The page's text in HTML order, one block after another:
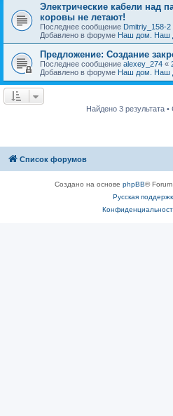
Электрические кабели над
коровы не летают!
Последнее сообщение Dmitriy_158-2
Добавлено в форуме Наш дом. Наш
Предложение: Создание
Последнее сообщение alexey_274 «
Добавлено в форуме Наш дом. Наш
Найдено 3 результата •
Список форумов
Создано на основе phpBB®
Русская